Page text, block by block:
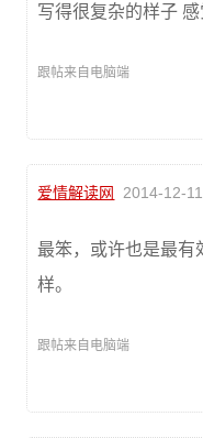
写得很复杂的样子
跟帖来自电脑端
爱情解读网 2014-12-
最笨，或许也是最有
样。
跟帖来自电脑端